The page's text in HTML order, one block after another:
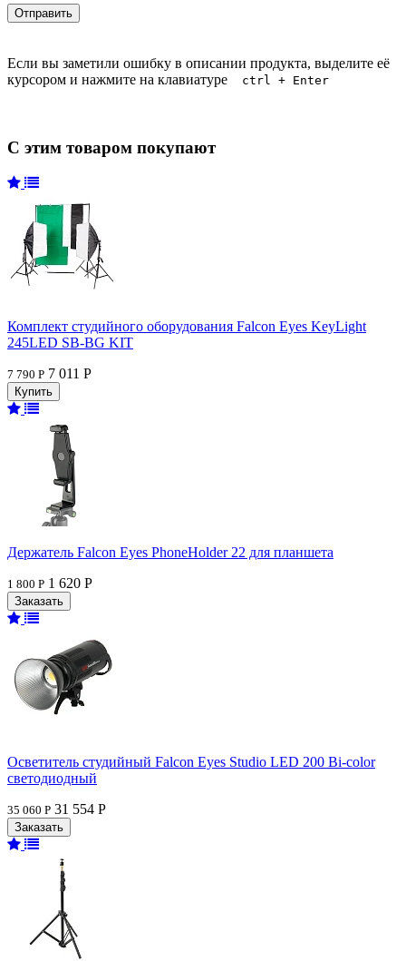
Если вы заметили ошибку в описании продукта, выделите её
курсором и нажмите на клавиатуре
ctrl + Enter
С этим товаром покупают
Комплект студийного оборудования Falcon Eyes KeyLight
245LED SB-BG KIT
7 790 Р 7 011 Р
Держатель Falcon Eyes PhoneHolder 22 для планшета
1 800 Р 1 620 Р
Осветитель студийный Falcon Eyes Studio LED 200 Bi-color
светодиодный
35 060 Р 31 554 Р